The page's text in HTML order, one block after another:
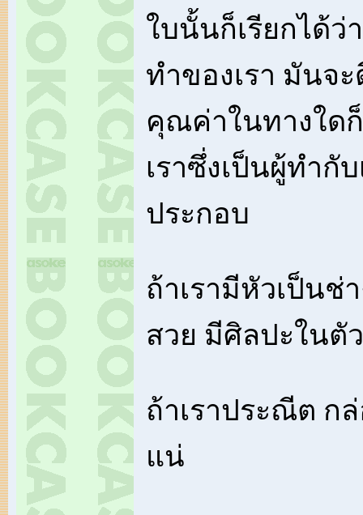
ใบนั้นก็เรียกได้ว่
ทำของเรา มันจ
คุณค่าในทางใด
เราซึ่งเป็นผู้ทำกั
ประกอบ
ถ้าเรามีหัวเป็นช่
สวย มีศิลปะในตั
ถ้าเราประณีต ก
แน่